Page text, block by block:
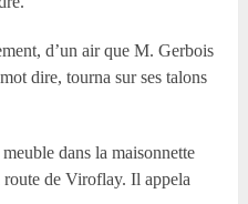
d’un air que M. Gerbois
dire, tourna sur ses talons
dans la maisonnette
route de Viroflay. Il appela